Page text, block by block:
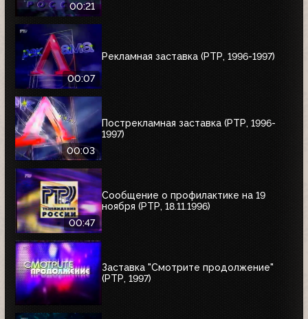
00:21
00:07
Рекламная заставка (РТР, 1996-1997)
00:03
Пострекламная заставка (РТР, 1996-
1997)
00:47
Сообщение о профилактике на 19
ноября (РТР, 18.11.1996)
Заставка "Смотрите продолжение"
(РТР, 1997)